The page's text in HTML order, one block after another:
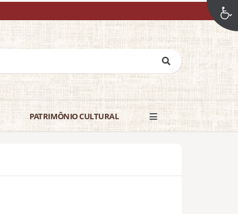
PATRIMÔNIO CULTURAL